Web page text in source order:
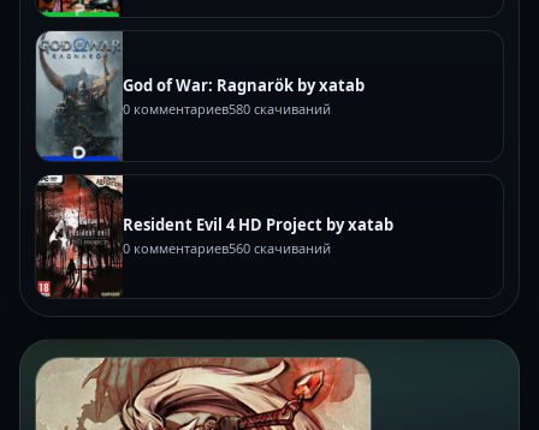
God of War: Ragnarök by xatab
0 комментариев580 скачиваний
Resident Evil 4 HD Project by xatab
0 комментариев560 скачиваний